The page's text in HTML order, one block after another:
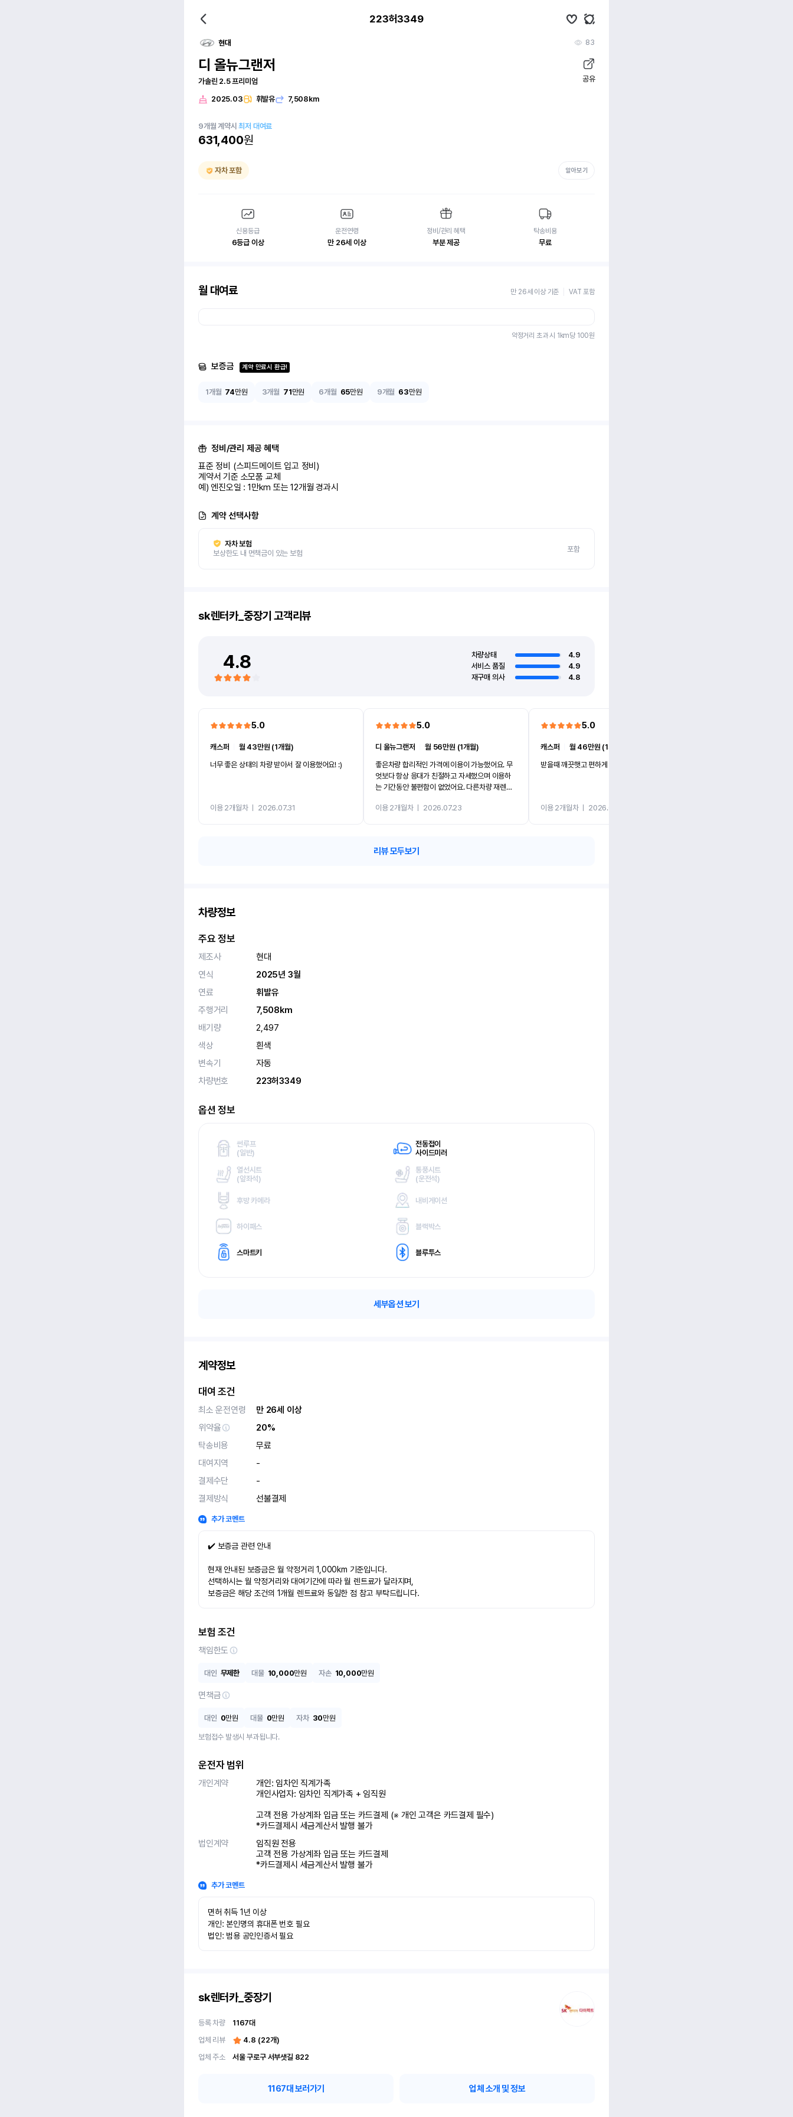
223허3349
현대 83
디 올뉴그랜저
가솔린 2.5 프리미엄 공유
2025.03 휘발유 7,508km
9개월 계약시최저 대여료
631,400원
자차 포함 알아보기
신용등급
6등급 이상
운전연령
만 26세 이상
정비/관리 혜택
부분 제공
탁송비용
무료
월 대여료 만 26세 이상 기준 VAT 포함
약정거리 초과 시 1km당 100원
보증금 계약 만료시 환급!
1개월 74만원 3개월 71만원 6개월 65만원 9개월 63만원
정비/관리 제공 혜택
표준 정비 (스피드메이트 입고 정비)
계약서 기준 소모품 교체
예) 엔진오일 : 1만km 또는 12개월 경과시
계약 선택사항
자차 보험
보상한도 내 면책금이 있는 보험
포함
sk렌터카_중장기 고객리뷰
4.8 차량상태
4.9
서비스 품질
4.9
재구매 의사
4.8
5.0
캐스퍼
월 43만원 (1개월)
너무 좋은 상태의 차량 받아서 잘 이용했어요! :)
이용 2개월차ㅣ 2026.07.31
5.0
디 올뉴그랜저 ㅣ월 56만원 (1개월)
좋은차량 합리적인 가격에 이용이 가능했어요. 무
엇보다 항상 응대가 친절하고 자세했으며 이용하
는 기간동안 불편함이 없었어요. 다른차량 재렌트
카 렌트 고민없이 강추합니다!!
이용 2개월차ㅣ 2026.07.23
5.0
캐스퍼
월 46만원 (1개월)
받을때 깨끗햇고 편하게 잘이용했습니다!
이용 2개월차ㅣ 2026.07.08
리뷰 모두보기
차량정보
주요 정보
제조사
현대
연식
2025년 3월
연료
휘발유
주행거리
7,508km
배기량
2,497
색상
흰색
변속기
자동
차량번호
223허3349
옵션 정보
썬루프
(일반)
전동접이
사이드미러
열선시트
(앞좌석)
통풍시트
(운전석)
후방 카메라 내비게이션
하이패스 블랙박스
스마트키 블루투스
세부옵션 보기
계약정보
대여 조건
최소 운전연령
만 26세 이상
위약율
20%
탁송비용
무료
대여지역
-
결제수단
-
결제방식
선불결제
추가 코멘트
✔️ 보증금 관련 안내
현재 안내된 보증금은 월 약정거리 1,000km 기준입니다.
선택하시는 월 약정거리와 대여기간에 따라 월 렌트료가 달라지며,
보증금은 해당 조건의 1개월 렌트료와 동일한 점 참고 부탁드립니다.
보험 조건
책임한도
대인 무제한 대물 10,000만원 자손 10,000만원
면책금
대인 0만원 대물 0만원 자차 30만원
보험접수 발생시 부과됩니다.
운전자 범위
개인계약
개인: 임차인 직계가족
개인사업자: 임차인 직계가족 + 임직원
고객 전용 가상계좌 입금 또는 카드결제 (※ 개인 고객은 카드결제 필수)
*카드결제시 세금계산서 발행 불가
법인계약
임직원 전용
고객 전용 가상계좌 입금 또는 카드결제
*카드결제시 세금계산서 발행 불가
추가 코멘트
면허 취득 1년 이상
개인: 본인명의 휴대폰 번호 필요
법인: 범용 공인인증서 필요
sk렌터카_중장기
등록 차량 1167대
업체 리뷰
4.8 (22개)
업체 주소
서울 구로구 서부샛길 822
1167대 보러가기 업체 소개 및 정보